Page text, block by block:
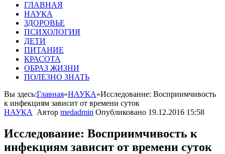
ГЛАВНАЯ
НАУКА
ЗДОРОВЬЕ
ПСИХОЛОГИЯ
ДЕТИ
ПИТАНИЕ
КРАСОТА
ОБРАЗ ЖИЗНИ
ПОЛЕЗНО ЗНАТЬ
Вы здесь:Главная»НАУКА»Исследование: Восприимчивость
к инфекциям зависит от времени суток‍
НАУКА
Автор medadmin Опубликовано 19.12.2016 15:58
Исследование: Восприимчивость к
инфекциям зависит от времени суток‍